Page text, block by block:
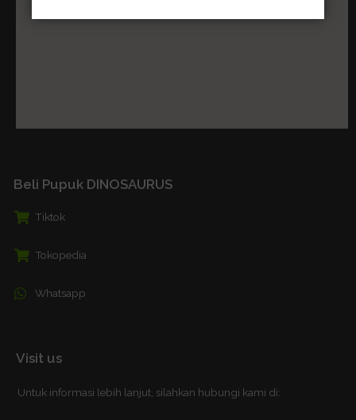
Beli Pupuk DINOSAURUS
Tiktok
Tokopedia
Whatsapp
Visit us
Untuk informasi lebih lanjut, silahkan hubungi kami di: